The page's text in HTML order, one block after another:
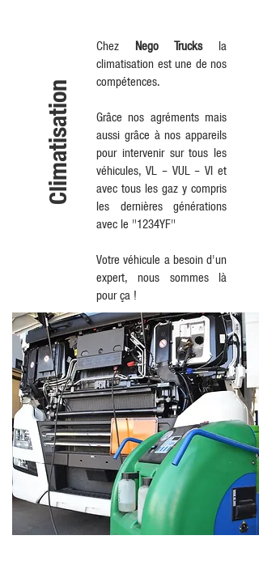
Climatisation
Chez Nego Trucksla
climatisation est une de nos
compétences.
Grâce nos agréments mais
aussi grâce à nos appareils
pour intervenir sur tous les
véhicules, VL – VUL – VI et
avec tous les gaz y compris
les dernières générations
avec le "1234YF"
Votre véhicule a besoin d'un
expert, nous sommes là
pour ça !